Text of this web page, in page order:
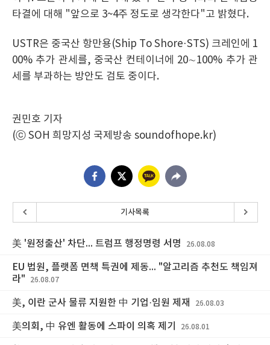
타결에 대해 "앞으로 3~4주 정도로 생각한다"고 밝혔다.
USTR은 중국산 항만용(Ship To Shore·STS) 크레인에 1
00% 추가 관세를, 중국산 컨테이너에 20∼100% 추가 관
세를 부과하는 방안도 검토 중이다.
권민호 기자
(ⓒ SOH 희망지성 국제방송 soundofhope.kr)
기사목록
美 '원정출산' 차단... 트럼프 행정명령 서명 26.08.08
EU 법원, 플랫폼 면책 특권에 제동... "알고리즘 추천도 책임져
라"
26.08.07
美, 이란 군사 물류 지원한 中 기업·임원 제재 26.08.03
美의회, 中 유엔 활동에 스파이 의혹 제기 26.08.01